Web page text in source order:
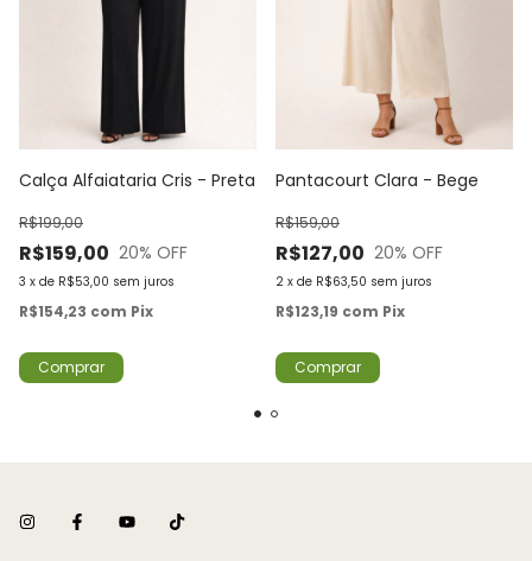
Calça Alfaiataria Cris - Preta
R$159,00
R$199,00
20% OFF
3 x de R$53,00 sem juros
R$154,23 com Pix
Comprar
Pantacourt Clara - Bege
R$127,00
R$159,00
20% OFF
2 x de R$63,50 sem juros
R$123,19 com Pix
Comprar